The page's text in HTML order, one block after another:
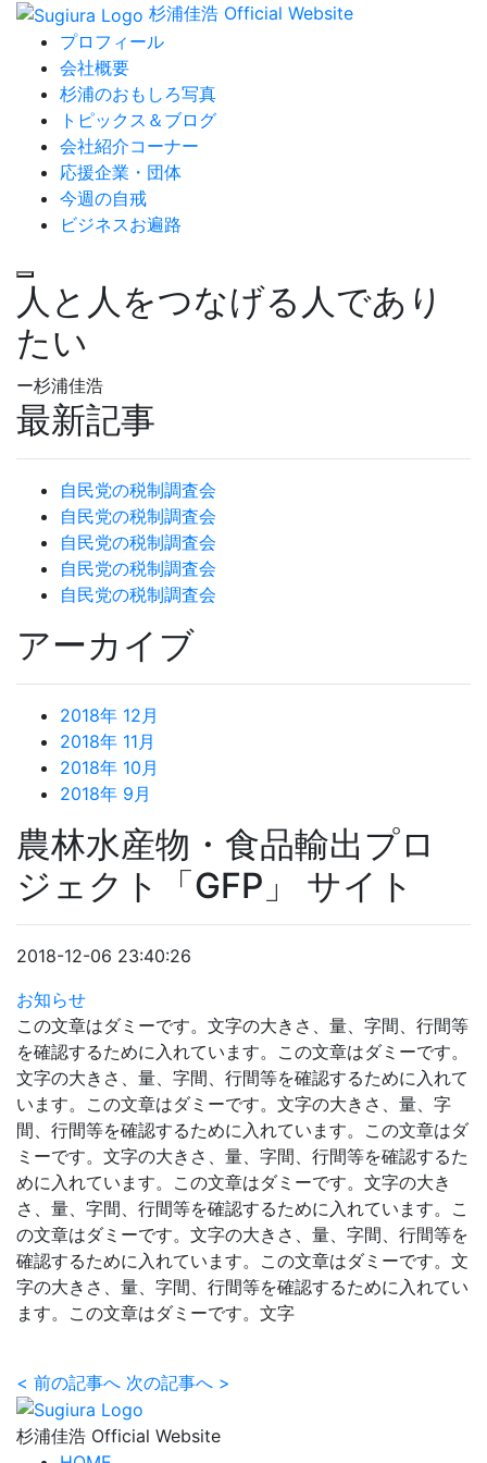
杉浦佳浩 Official Website
プロフィール
会社概要
杉浦のおもしろ写真
トピックス＆ブログ
会社紹介コーナー
応援企業・団体
今週の自戒
ビジネスお遍路
人と人をつなげる人であり
たい
ー杉浦佳浩
最新記事
自民党の税制調査会
自民党の税制調査会
自民党の税制調査会
自民党の税制調査会
自民党の税制調査会
アーカイブ
2018年 12月
2018年 11月
2018年 10月
2018年 9月
農林水産物・食品輸出プロ
ジェクト「GFP」 サイト
2018-12-06 23:40:26
お知らせ
この文章はダミーです。文字の大きさ、量、字間、行間等
を確認するために入れています。この文章はダミーです。
文字の大きさ、量、字間、行間等を確認するために入れて
います。この文章はダミーです。文字の大きさ、量、字
間、行間等を確認するために入れています。この文章はダ
ミーです。文字の大きさ、量、字間、行間等を確認するた
めに入れています。この文章はダミーです。文字の大き
さ、量、字間、行間等を確認するために入れています。こ
の文章はダミーです。文字の大きさ、量、字間、行間等を
確認するために入れています。この文章はダミーです。文
字の大きさ、量、字間、行間等を確認するために入れてい
ます。この文章はダミーです。文字
< 前の記事へ 次の記事へ >
杉浦佳浩 Official Website